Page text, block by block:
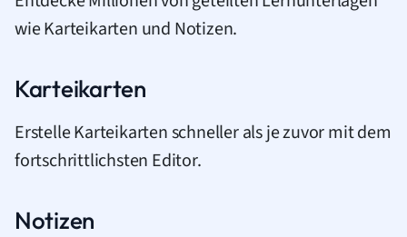
wie Karteikarten und Notizen.
Karteikarten
Erstelle Karteikarten schneller als je zuvor mit dem
fortschrittlichsten Editor.
Notizen